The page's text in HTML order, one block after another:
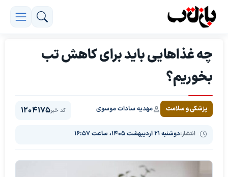
چه غذاهایی باید برای کاهش تب
بخوریم؟
پزشکی و سلامت مهدیه سادات موسوی
انتشار:دوشنبه ۲۱ اردیبهشت ۱۴۰۵، ساعت ۱۶:۵۷
کد خبر1204175